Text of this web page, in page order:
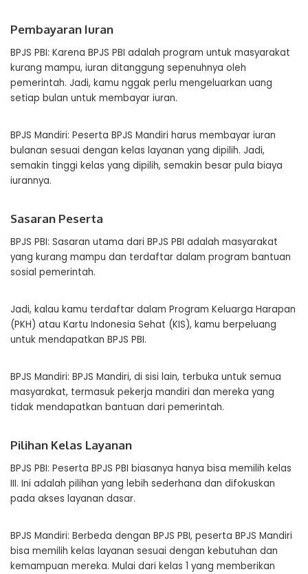
Pembayaran Iuran
BPJS PBI: Karena BPJS PBI adalah program untuk masyarakat
kurang mampu, iuran ditanggung sepenuhnya oleh
pemerintah. Jadi, kamu nggak perlu mengeluarkan uang
setiap bulan untuk membayar iuran.
BPJS Mandiri: Peserta BPJS Mandiri harus membayar iuran
bulanan sesuai dengan kelas layanan yang dipilih. Jadi,
semakin tinggi kelas yang dipilih, semakin besar pula biaya
iurannya.
Sasaran Peserta
BPJS PBI: Sasaran utama dari BPJS PBI adalah masyarakat
yang kurang mampu dan terdaftar dalam program bantuan
sosial pemerintah.
Jadi, kalau kamu terdaftar dalam Program Keluarga Harapan
(PKH) atau Kartu Indonesia Sehat (KIS), kamu berpeluang
untuk mendapatkan BPJS PBI.
BPJS Mandiri: BPJS Mandiri, di sisi lain, terbuka untuk semua
masyarakat, termasuk pekerja mandiri dan mereka yang
tidak mendapatkan bantuan dari pemerintah.
Pilihan Kelas Layanan
BPJS PBI: Peserta BPJS PBI biasanya hanya bisa memilih kelas
III. Ini adalah pilihan yang lebih sederhana dan difokuskan
pada akses layanan dasar.
BPJS Mandiri: Berbeda dengan BPJS PBI, peserta BPJS Mandiri
bisa memilih kelas layanan sesuai dengan kebutuhan dan
kemampuan mereka. Mulai dari kelas 1 yang memberikan